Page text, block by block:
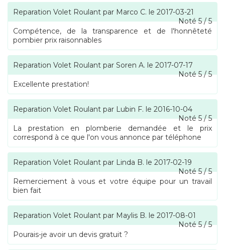
Reparation Volet Roulant par Marco C. le 2017-03-21
Noté5/5
Compétence, de la transparence et de l'honnêteté
pombier prix raisonnables
Reparation Volet Roulant par Soren A. le 2017-07-17
Noté5/5
Excellente prestation!
Reparation Volet Roulant par Lubin F. le 2016-10-04
Noté5/5
La prestation en plomberie demandée et le prix
correspond à ce que l'on vous annonce par téléphone
Reparation Volet Roulant par Linda B. le 2017-02-19
Noté5/5
Remerciement à vous et votre équipe pour un travail
bien fait
Reparation Volet Roulant par Maylis B. le 2017-08-01
Noté5/5
Pourais-je avoir un devis gratuit ?